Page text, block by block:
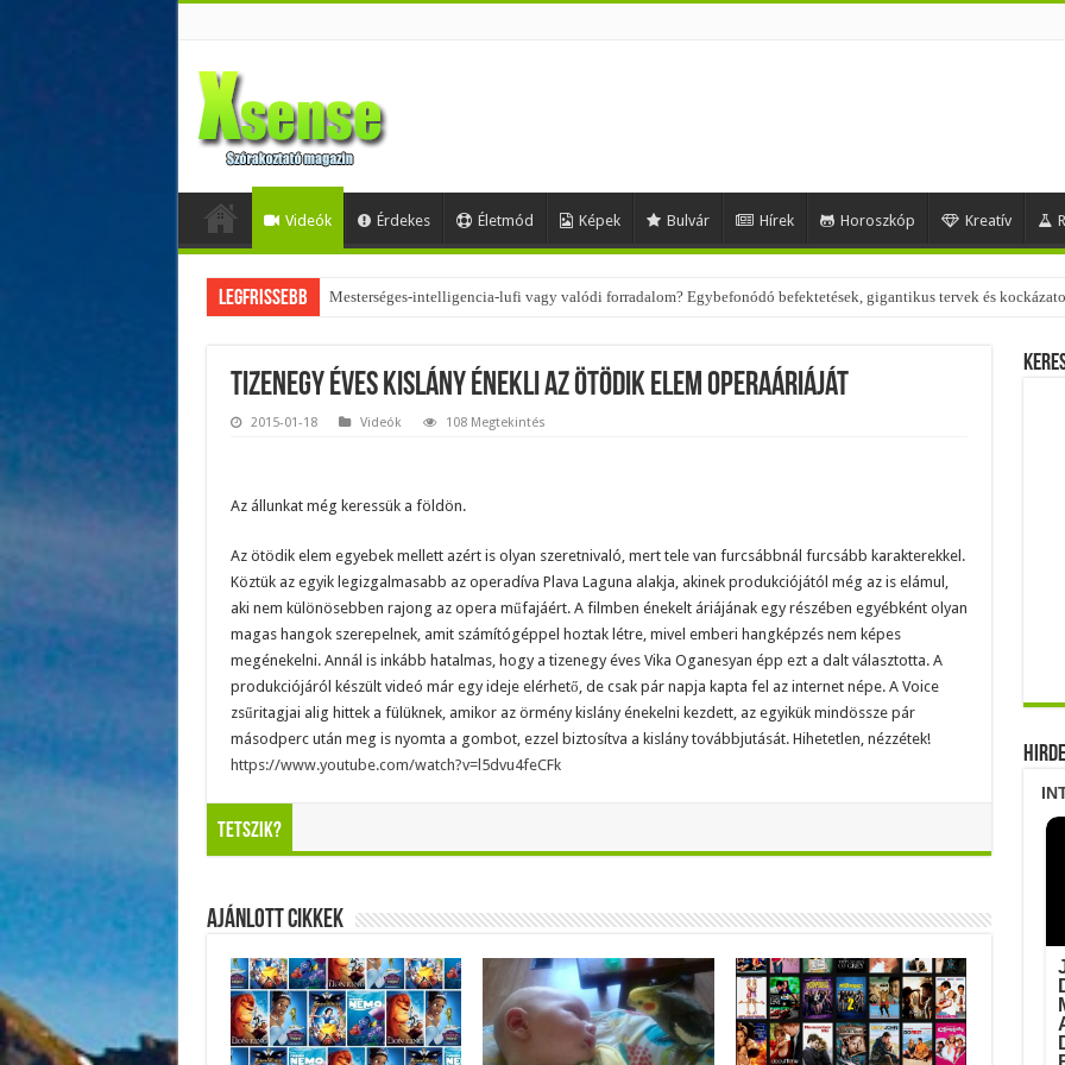
Videók Érdekes Életmód Képek Bulvár Hírek Horoszkóp Kreatív
Legfrissebb Mesterséges-intelligencia-lufi vagy valódi forradalom? Egybefonódó befektetések, gigantikus tervek és
Az övtáskák továbbra is trendik – nézd meg, milyen stílusokhoz illenek!
Tizenegy éves kislány énekli Az ötödik elem operaáriáját
2015-01-18 Videók 108 Megtekintés
Az állunkat még keressük a földön.
Az ötödik elem egyebek mellett azért is olyan szeretnivaló, mert tele van furcsábbnál furcsább karakterekkel.
Köztük az egyik legizgalmasabb az operadíva Plava Laguna alakja, akinek produkciójától még az is elámul,
aki nem különösebben rajong az opera műfajáért. A filmben énekelt áriájának egy részében egyébként olyan
magas hangok szerepelnek, amit számítógéppel hoztak létre, mivel emberi hangképzés nem képes
megénekelni. Annál is inkább hatalmas, hogy a tizenegy éves Vika Oganesyan épp ezt a dalt választotta. A
produkciójáról készült videó már egy ideje elérhető, de csak pár napja kapta fel az internet népe. A Voice
zsűritagjai alig hittek a fülüknek, amikor az örmény kislány énekelni kezdett, az egyikük mindössze pár
másodperc után meg is nyomta a gombot, ezzel biztosítva a kislány továbbjutását. Hihetetlen, nézzétek!
https://www.youtube.com/watch?v=l5dvu4feCFk
Tetszik?
Ajánlott Cikkek